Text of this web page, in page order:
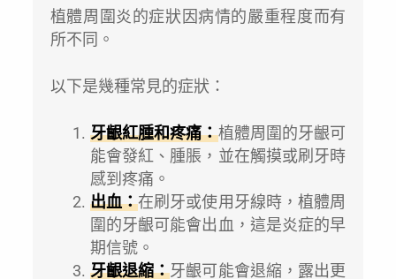
植體周圍炎的症狀因病情的嚴重程度而有
所不同。
以下是幾種常見的症狀：
牙齦紅腫和疼痛：植體周圍的牙齦可
能會發紅、腫脹，並在觸摸或刷牙時
感到疼痛。
出血：在刷牙或使用牙線時，植體周
圍的牙齦可能會出血，這是炎症的早
期信號。
牙齦退縮：牙齦可能會退縮，露出更